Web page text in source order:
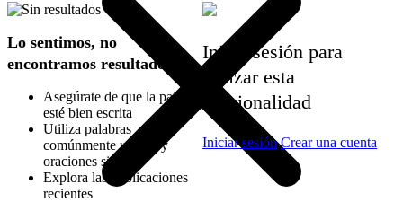
Lo sentimos, no
encontramos resultados
Asegúrate de que la palabra
esté bien escrita
Utiliza palabras
comúnmente usadas y
oraciones simples
Explora las publicaciones
recientes
Inicia sesión para
utilizar esta
funcionalidad
Iniciar sesión Crear una cuenta